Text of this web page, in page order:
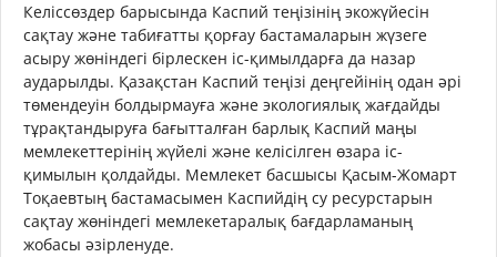
Келіссөздер барысында Каспий теңізінің экожүйесін
сақтау және табиғатты қорғау бастамаларын жүзеге
асыру жөніндегі бірлескен іс-қимылдарға да назар
аударылды. Қазақстан Каспий теңізі деңгейінің одан әрі
төмендеуін болдырмауға және экологиялық жағдайды
тұрақтандыруға бағытталған барлық Каспий маңы
мемлекеттерінің жүйелі және келісілген өзара іс-
қимылын қолдайды. Мемлекет басшысы Қасым-Жомарт
Тоқаевтың бастамасымен Каспийдің су ресурстарын
сақтау жөніндегі мемлекетаралық бағдарламаның
жобасы әзірленуде.